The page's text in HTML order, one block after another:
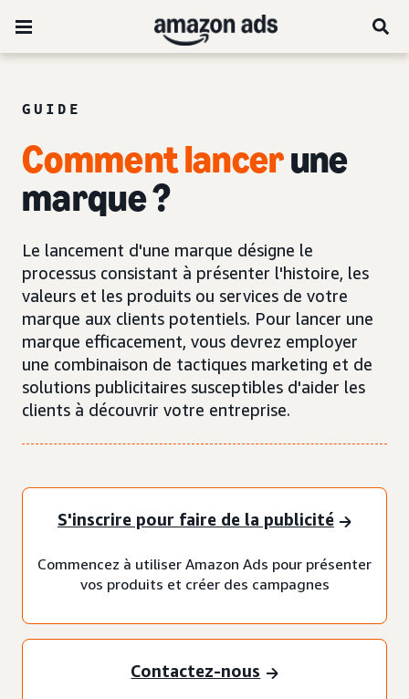
GUIDE
Commentlancerune
marque ?
Le lancement d'une marque désigne le
processus consistant à présenter l'histoire, les
valeurs et les produits ou services de votre
marque aux clients potentiels. Pour lancer une
marque efficacement, vous devrez employer
une combinaison de tactiques marketing et de
solutions publicitaires susceptibles d'aider les
clients à découvrir votre entreprise.
S'inscrire pour faire de la publicité
Commencez à utiliser Amazon Ads pour présenter
vos produits et créer des campagnes
Contactez-nous